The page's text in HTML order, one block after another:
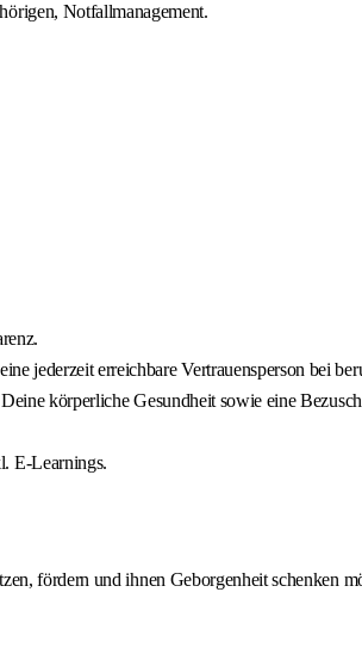
Notfallmanagement.
jederzeit erreichbare Vertrauensperson bei
körperliche Gesundheit sowie eine
E‑Learnings.
fördern und ihnen Geborgenheit schenken